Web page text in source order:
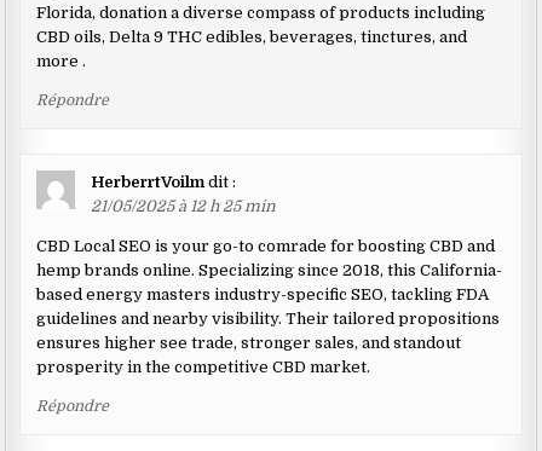
Florida, donation a diverse compass of products including
CBD oils, Delta 9 THC edibles, beverages, tinctures, and
more .
Répondre
HerberrtVoilm dit :
21/05/2025 à 12 h 25 min
CBD Local SEO is your go-to comrade for boosting CBD and
hemp brands online. Specializing since 2018, this California-
based energy masters industry-specific SEO, tackling FDA
guidelines and nearby visibility. Their tailored propositions
ensures higher see trade, stronger sales, and standout
prosperity in the competitive CBD market.
Répondre